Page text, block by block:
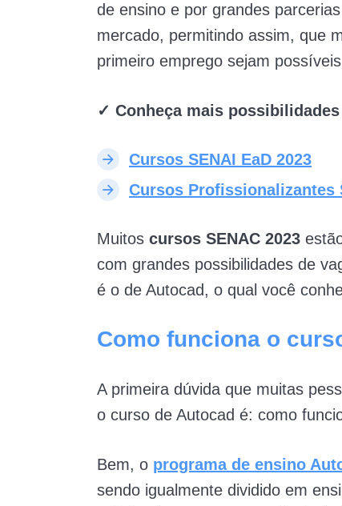
de ensino e por grandes
mercado, permitindo assim, que
primeiro emprego sejam
✓ Conheça mais
Cursos SENAI EaD 2023
Cursos Profissionalizantes
Muitos cursos SENAC 2023
com grandes possibilidades de
é o de Autocad, o qual você
Como funciona o
A primeira dúvida que muitas
o curso de Autocad é: como
Bem, o programa de ensino
sendo igualmente dividido em